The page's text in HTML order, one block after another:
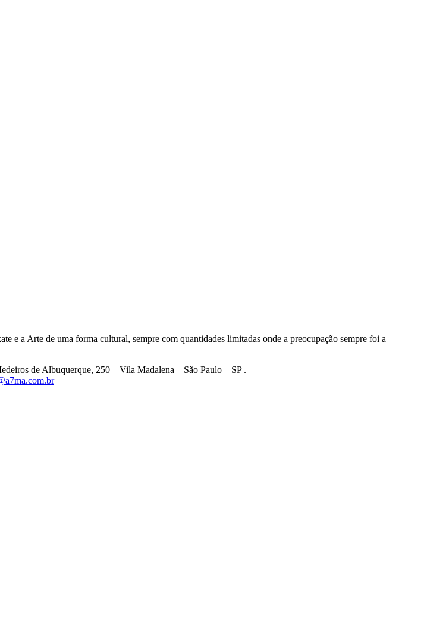
e a Arte de uma forma cultural, sempre com quantidades limitadas onde a preocupação sempre foi a
de Albuquerque, 250 – Vila Madalena – São Paulo – SP .